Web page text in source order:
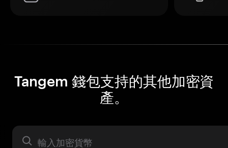
Tangem 錢包支持的其他加密資
產。
資產